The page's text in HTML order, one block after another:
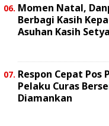
Momen Natal,
Berbagi Kasih
Asuhan Kasih Setya
Respon Cepat Pos
Pelaku Curas
Diamankan